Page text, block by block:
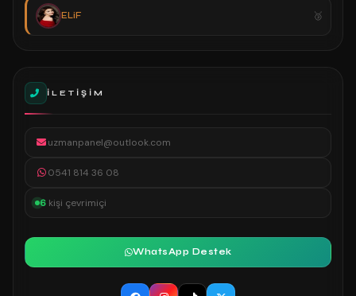
ELiF
İLETIŞIM
uzmanpanel@outlook.com
0541 814 36 08
6 kişi çevrimiçi
WhatsApp Destek